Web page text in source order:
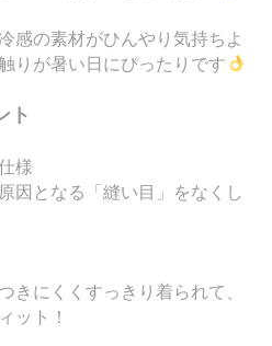
感の素材がひんやり気持ちよ
りが暑い日にぴったりです
ト
様
因となる「縫い目」をなくし
きにくくすっきり着られて、
ット！